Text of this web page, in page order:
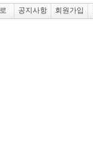
공지사항 회원가입